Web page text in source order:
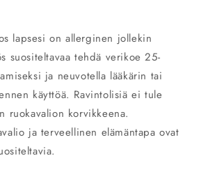
lapsesi on allerginen jollekin
suositeltavaa tehdä verikoe 25-
ja neuvotella lääkärin tai
käyttöä. Ravintolisiä ei tule
ruokavalion korvikkeena.
ja terveellinen elämäntapa ovat